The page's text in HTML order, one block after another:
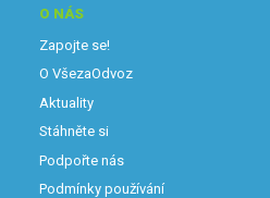
O NÁS
Zapojte se!
O VšezaOdvoz
Aktuality
Stáhněte si
Podpořte nás
Podmínky používání